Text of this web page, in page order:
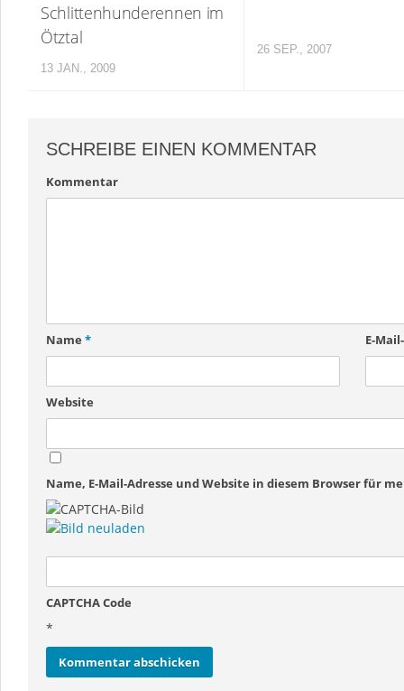
Schlittenhunderennen im
Ötztal
13 JAN., 2009
26 SEP., 2007
SCHREIBE EINEN KOMMENTAR
Kommentar
Name * E-
Website
Name, E-Mail-Adresse und Website in diesem Browser für
CAPTCHA Code
*